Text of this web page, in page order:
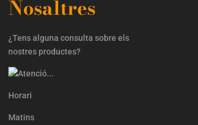
Nosaltres
¿Tens alguna consulta sobre els
nostres productes?
Horari
Matins